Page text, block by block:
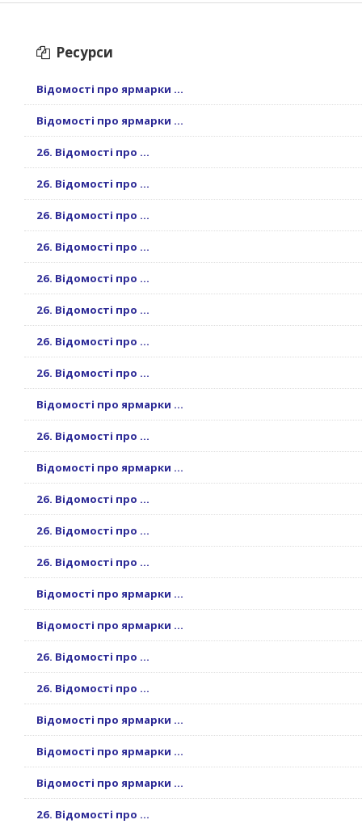
Ресурси
Відомості про ярмарки ...
Відомості про ярмарки ...
26. Відомості про ...
26. Відомості про ...
26. Відомості про ...
26. Відомості про ...
26. Відомості про ...
26. Відомості про ...
26. Відомості про ...
26. Відомості про ...
Відомості про ярмарки ...
26. Відомості про ...
Відомості про ярмарки ...
26. Відомості про ...
26. Відомості про ...
26. Відомості про ...
Відомості про ярмарки ...
Відомості про ярмарки ...
26. Відомості про ...
26. Відомості про ...
Відомості про ярмарки ...
Відомості про ярмарки ...
Відомості про ярмарки ...
26. Відомості про ...